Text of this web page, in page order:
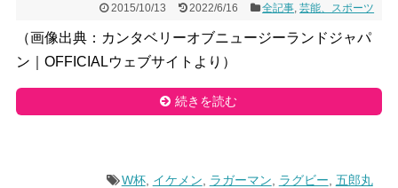
2015/10/13 2022/6/16 全記事,芸能、スポーツ
（画像出典：カンタベリーオブニュージーランドジャパ
ン｜OFFICIALウェブサイトより）
続きを読む
W杯, イケメン ラガーマン ラグビー 五郎丸